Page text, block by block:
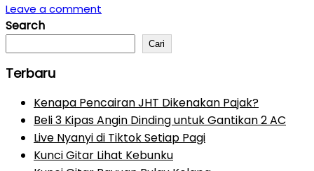
Leave a comment
Search
Cari
Terbaru
Kenapa Pencairan JHT Dikenakan Pajak?
Beli 3 Kipas Angin Dinding untuk Gantikan 2 AC
Live Nyanyi di Tiktok Setiap Pagi
Kunci Gitar Lihat Kebunku